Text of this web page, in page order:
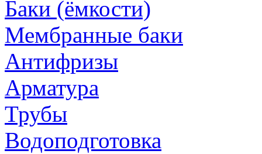
Баки (ёмкости)
Мембранные баки
Антифризы
Арматура
Трубы
Водоподготовка